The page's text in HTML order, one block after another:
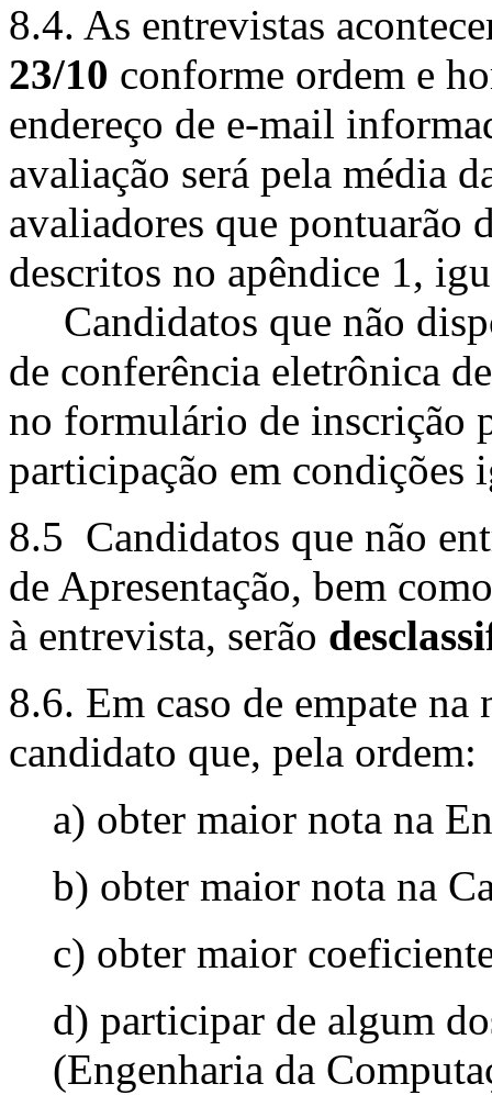
8.4. As entrevistas
23/10 conforme ordem e
endereço de e-mail
avaliação será pela média
avaliadores que pontuarão
descritos no apêndice 1,
Candidatos que não
de conferência eletrônica
no formulário de inscrição
participação em condições
8.5 Candidatos que não
de Apresentação, bem
à entrevista, serão
8.6. Em caso de empate
candidato que, pela ordem:
a) obter maior nota na
b) obter maior nota na
c) obter maior
d) participar de algum
(Engenharia da